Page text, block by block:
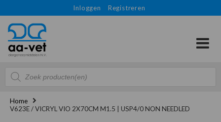
Inloggen Registreren
Producten
zoeken
Home
V623E / VICRYL VIO 2X70CM M1.5 | USP4/0 NON NEEDLED